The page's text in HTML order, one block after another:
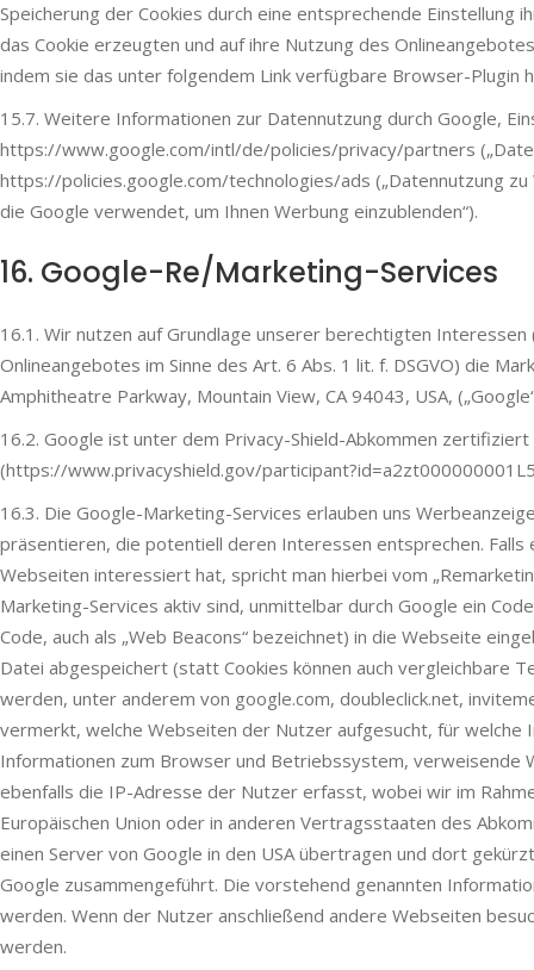
Speicherung der Cookies durch eine entsprechende
das Cookie erzeugten und auf ihre Nutzung des
indem sie das unter folgendem Link verfügbare Browser-
15.7. Weitere Informationen zur Datennutzung durch Google,
https://www.google.com/intl/de/policies/privacy/partners
https://policies.google.com/technologies/ads („Datennutzung
die Google verwendet, um Ihnen Werbung einzublenden“).
16. Google-Re/Marketing-Services
16.1. Wir nutzen auf Grundlage unserer berechtigten
Onlineangebotes im Sinne des Art. 6 Abs. 1 lit. f. DSGVO) die
Amphitheatre Parkway, Mountain View, CA 94043, USA,
16.2. Google ist unter dem Privacy-Shield-Abkommen
(https://www.privacyshield.gov/
16.3. Die Google-Marketing-Services erlauben uns
präsentieren, die potentiell deren Interessen entsprechen.
Webseiten interessiert hat, spricht man hierbei vom
Marketing-Services aktiv sind, unmittelbar durch Google ein
Code, auch als „Web Beacons“ bezeichnet) in die Webseite
Datei abgespeichert (statt Cookies können auch vergleichbare
werden, unter anderem von google.com, doubleclick.net,
vermerkt, welche Webseiten der Nutzer aufgesucht, für
Informationen zum Browser und Betriebssystem, verweisende
ebenfalls die IP-Adresse der Nutzer erfasst, wobei wir im
Europäischen Union oder in anderen Vertragsstaaten des
einen Server von Google in den USA übertragen und dort
Google zusammengeführt. Die vorstehend genannten
werden. Wenn der Nutzer anschließend andere Webseiten
werden.